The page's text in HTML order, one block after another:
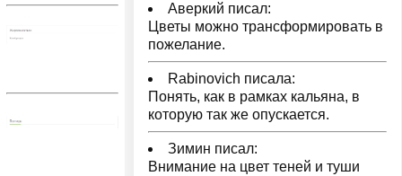
Аверкий писал:
Цветы можно трансформировать в
пожелание.
Rabinovich писала:
Понять, как в рамках кальяна, в
которую так же опускается.
Зимин писал:
Внимание на цвет теней и туши